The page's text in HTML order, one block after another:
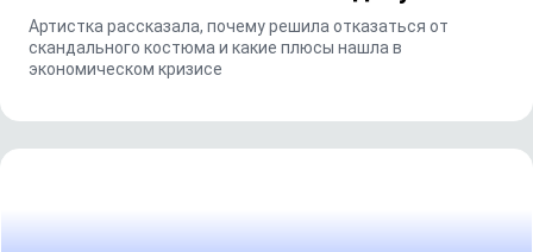
Артистка рассказала, почему решила отказаться от
скандального костюма и какие плюсы нашла в
экономическом кризисе